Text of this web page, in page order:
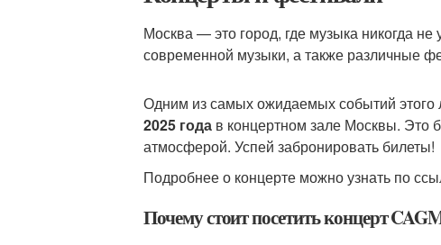
Москва — это город, где музыка никогда
современной музыки, а также различные
Одним из самых ожидаемых событий этого
2025 года в концертном зале Москвы. Это
атмосферой. Успей забронировать билеты!
Подробнее о концерте можно узнать по
Почему стоит посетить концерт